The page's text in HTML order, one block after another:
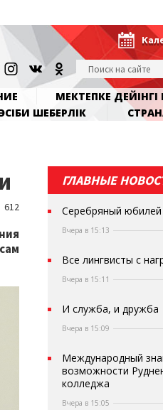
МЕКТЕПКЕ ДЕЙІНГІ
ШЕБЕРЛІК
612
ГЛАВНЫЕ
Серебряный
Вчера в 15:13
Все лингвисты с
Вчера в 15:11
И служба, и дружба
Вчера в 15:09
Международный
возможности
колледжа
Вчера в 15:05